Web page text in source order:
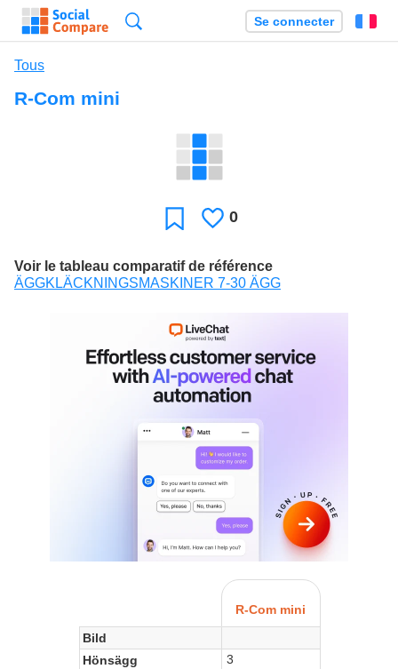
Se connecter
Tous
R-Com mini
Favori J'aime
0
Voir le tableau comparatif de référence
ÄGGKLÄCKNINGSMASKINER 7-30 ÄGG
R-Com mini
Bild
Hönsägg
3